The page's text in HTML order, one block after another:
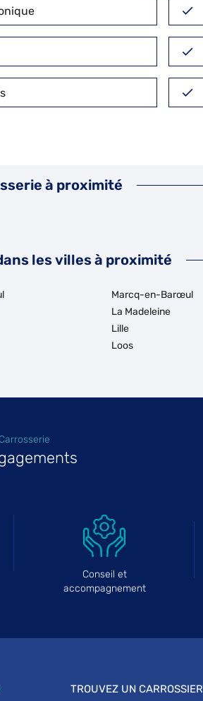
à proximité
les villes à proximité
Marcq-en-Barœul
La Madeleine
Lille
Loos
Conseil et
accompagnement
TROUVEZ UN CARROSSIER